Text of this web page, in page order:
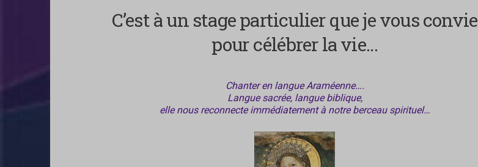
C’est à un stage particulier que je vous convie
pour célébrer la vie…
Chanter en langue Araméenne….
Langue sacrée, langue biblique,
elle nous reconnecte immédiatement à notre berceau spirituel…